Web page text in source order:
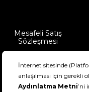
Mesafeli Satış
Sözleşmesi